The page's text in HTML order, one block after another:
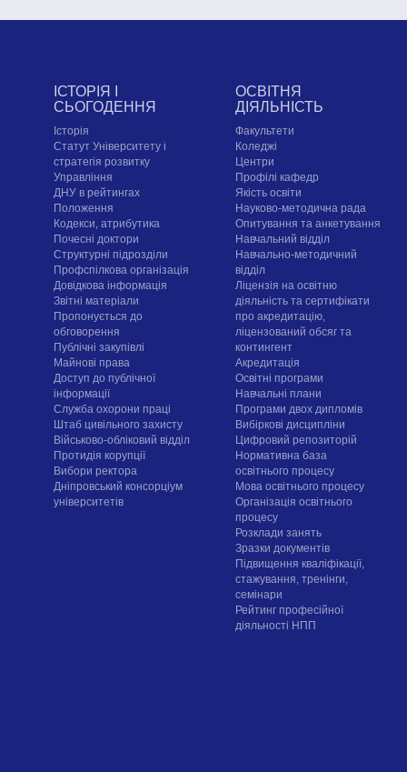
ІСТОРІЯ І
СЬОГОДЕННЯ
Історія
Статут Університету і
стратегія розвитку
Управління
ДНУ в рейтингах
Положення
Кодекси, атрибутика
Почесні доктори
Структурні підрозділи
Профспілкова організація
Довідкова інформація
Звітні матеріали
Пропонується до
обговорення
Публічні закупівлі
Майнові права
Доступ до публічної
інформації
Служба охорони праці
Штаб цивільного захисту
Військово-обліковий відділ
Протидія корупції
Вибори ректора
Дніпровський консорціум
університетів
ОСВІТНЯ
ДІЯЛЬНІСТЬ
Факультети
Коледжі
Центри
Профілі кафедр
Якість освіти
Науково-методична рада
Опитування та анкетування
Навчальний відділ
Навчально-методичний
відділ
Ліцензія на освітню
діяльність та сертифікати
про акредитацію,
ліцензований обсяг та
контингент
Акредитація
Освітні програми
Навчальні плани
Програми двох дипломів
Вибіркові дисципліни
Цифровий репозиторій
Нормативна база
освітнього процесу
Мова освітнього процесу
Організація освітнього
процесу
Розклади занять
Зразки документів
Підвищення кваліфікації,
стажування, тренінги,
семінари
Рейтинг професійної
діяльності НПП